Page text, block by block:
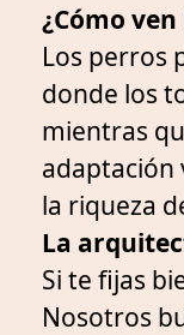
¿Cómo
Los perros
donde los
mientras
adaptación
la riqueza
La
Si te fijas
Nosotros